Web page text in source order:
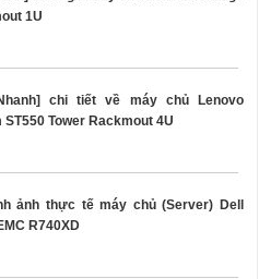
1U
chi tiết về máy chủ Lenovo
Tower Rackmout 4U
ảnh thực tế máy chủ (Server) Dell
R740XD